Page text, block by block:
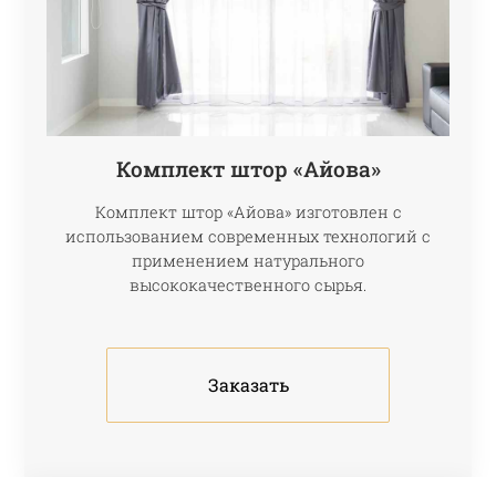
Комплект штор «Айова»
Комплект штор «Айова» изготовлен с
использованием современных технологий с
применением натурального
высококачественного сырья.
Заказать